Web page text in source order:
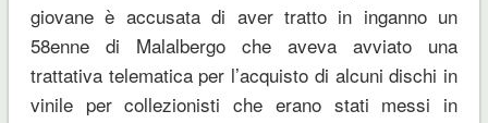
giovane è accusata di aver tratto in inganno un
58enne di Malalbergo che aveva avviato una
trattativa telematica per l’acquisto di alcuni dischi in
vinile per collezionisti che erano stati messi in